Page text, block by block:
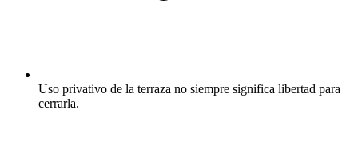
Uso privativo de la terraza no siempre significa libertad para
cerrarla.